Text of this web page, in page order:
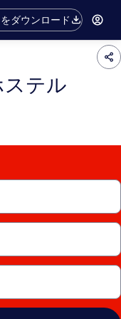
ダウンロード
ステル